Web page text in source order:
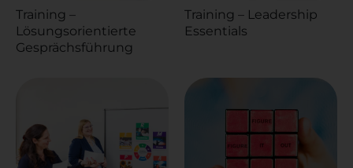
Training –
Lösungsorientierte
Gesprächsführung
Training – Leadership
Essentials